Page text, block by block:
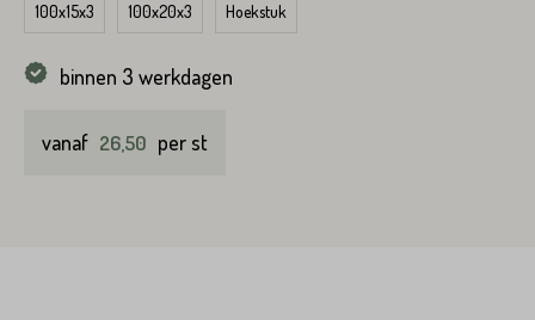
100x15x3 100x20x3 Hoekstuk
binnen 3 werkdagen
vanaf 26,50 per st
VERSTUREN